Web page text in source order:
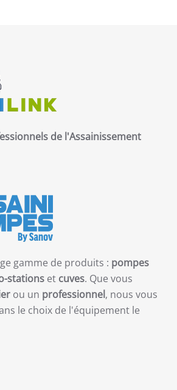
de l'Assainissement
gamme de produits : pompes
stations et cuves. Que vous
ou un professionnel, nous vous
le choix de l'équipement le